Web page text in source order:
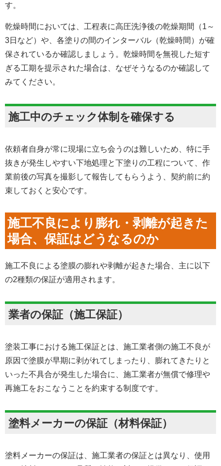
す。
乾燥時間においては、工程表に高圧洗浄後の乾燥期間（1～
3日など）や、各塗りの間のインターバル（乾燥時間）が確
保されているか確認しましょう。乾燥時間を無視した短す
ぎる工期を提示された場合は、なぜそうなるのか確認して
みてください。
施工中のチェック体制を確保する
依頼者自身が常に現場に立ち会うのは難しいため、特に手
抜きが発生しやすい下地処理と下塗りの工程について、作
業前後の写真を撮影して報告してもらうよう、契約前に約
束しておくと安心です。
施工不良により膨れ・剥離が起きた
場合、保証はどうなるのか
施工不良による塗膜の膨れや剥離が起きた場合、主に以下
の2種類の保証が適用されます。
業者の保証（施工保証）
塗装工事における施工保証とは、施工業者側の施工不良が
原因で塗膜が早期に剥がれてしまったり、膨れてきたりと
いった不具合が発生した場合に、施工業者が無償で修理や
再施工をおこなうことを約束する制度です。
塗料メーカーの保証（材料保証）
塗料メーカーの保証は、施工業者の保証とは異なり、使用